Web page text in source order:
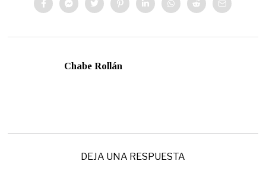
Chabe Rollán
DEJA UNA RESPUESTA